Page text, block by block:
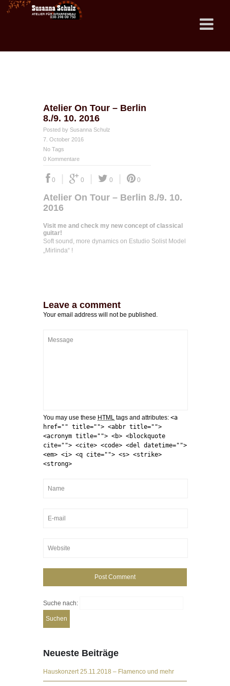
Atelier On Tour – Berlin
8./9. 10. 2016
Posted by Susanna Schulz
7. October 2016
No Tags
0 Kommentare
0 0 0 0
Atelier On Tour – Berlin 8./9. 10.
2016
Visit me and check my new concept of classical
guitar!
Soft sound, more dynamics on Estudio Solist Model
„Mirlinda“ !
Leave a comment
Your email address will not be published.
You may use these HTML tags and attributes: <a
href="" title=""> <abbr title="">
<acronym title=""> <b> <blockquote
cite=""> <cite> <code> <del datetime="">
<em> <i> <q cite=""> <s> <strike>
<strong>
Suche nach:
Neueste Beiträge
Hauskonzert 25.11.2018 – Flamenco und mehr